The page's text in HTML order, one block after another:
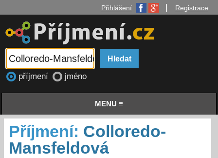
Přihlášení Registrace
příjmení jméno
MENU ≡
Příjmení: Colloredo-
Mansfeldová